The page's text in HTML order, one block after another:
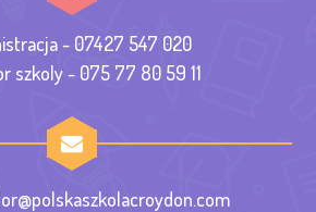
- 07427 547 020
szkoly - 075 77 80 59 11